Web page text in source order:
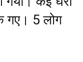
5 लोग